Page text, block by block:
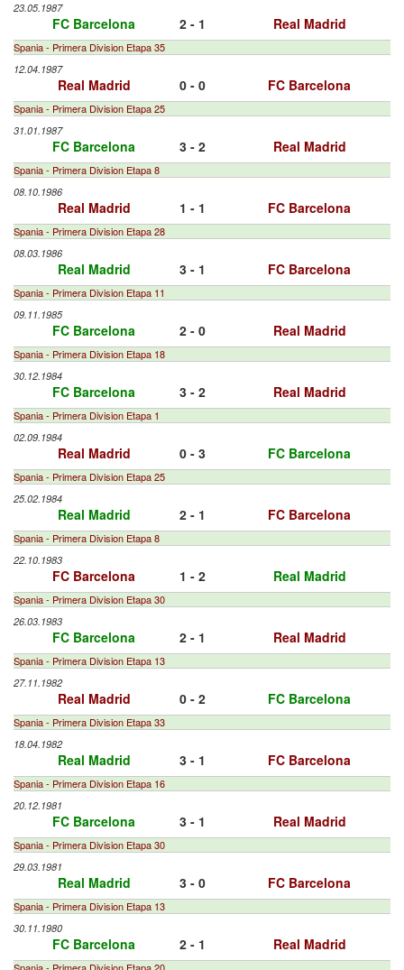
23.05.1987
FC Barcelona 2 - 1 Real Madrid
Spania - Primera Division Etapa 35
12.04.1987
Real Madrid 0 - 0 FC Barcelona
Spania - Primera Division Etapa 25
31.01.1987
FC Barcelona 3 - 2 Real Madrid
Spania - Primera Division Etapa 8
08.10.1986
Real Madrid 1 - 1 FC Barcelona
Spania - Primera Division Etapa 28
08.03.1986
Real Madrid 3 - 1 FC Barcelona
Spania - Primera Division Etapa 11
09.11.1985
FC Barcelona 2 - 0 Real Madrid
Spania - Primera Division Etapa 18
30.12.1984
FC Barcelona 3 - 2 Real Madrid
Spania - Primera Division Etapa 1
02.09.1984
Real Madrid 0 - 3 FC Barcelona
Spania - Primera Division Etapa 25
25.02.1984
Real Madrid 2 - 1 FC Barcelona
Spania - Primera Division Etapa 8
22.10.1983
FC Barcelona 1 - 2 Real Madrid
Spania - Primera Division Etapa 30
26.03.1983
FC Barcelona 2 - 1 Real Madrid
Spania - Primera Division Etapa 13
27.11.1982
Real Madrid 0 - 2 FC Barcelona
Spania - Primera Division Etapa 33
18.04.1982
Real Madrid 3 - 1 FC Barcelona
Spania - Primera Division Etapa 16
20.12.1981
FC Barcelona 3 - 1 Real Madrid
Spania - Primera Division Etapa 30
29.03.1981
Real Madrid 3 - 0 FC Barcelona
Spania - Primera Division Etapa 13
30.11.1980
FC Barcelona 2 - 1 Real Madrid